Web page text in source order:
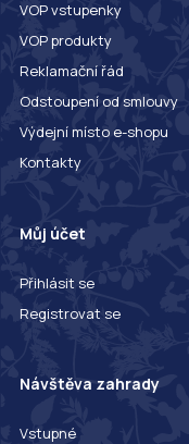
VOP vstupenky
VOP produkty
Reklamační řád
Odstoupení od smlouvy
Výdejní místo e-shopu
Kontakty
Můj účet
Přihlásit se
Registrovat se
Návštěva zahrady
Vstupné